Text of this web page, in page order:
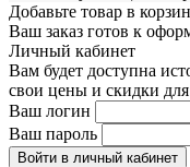
Добавьте товар в
Ваш заказ готов к
Личный кабинет
Вам будет доступна
свои цены и скидки
Ваш логин
Ваш пароль
Войти в личный кабинет